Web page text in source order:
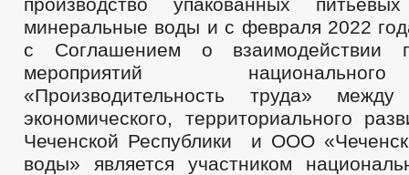
минеральные воды и с февраля 2022
с Соглашением о взаимодействии
мероприятий
«Производительность труда» между
экономического, территориального
Чеченской Республики и ООО
воды» является участником